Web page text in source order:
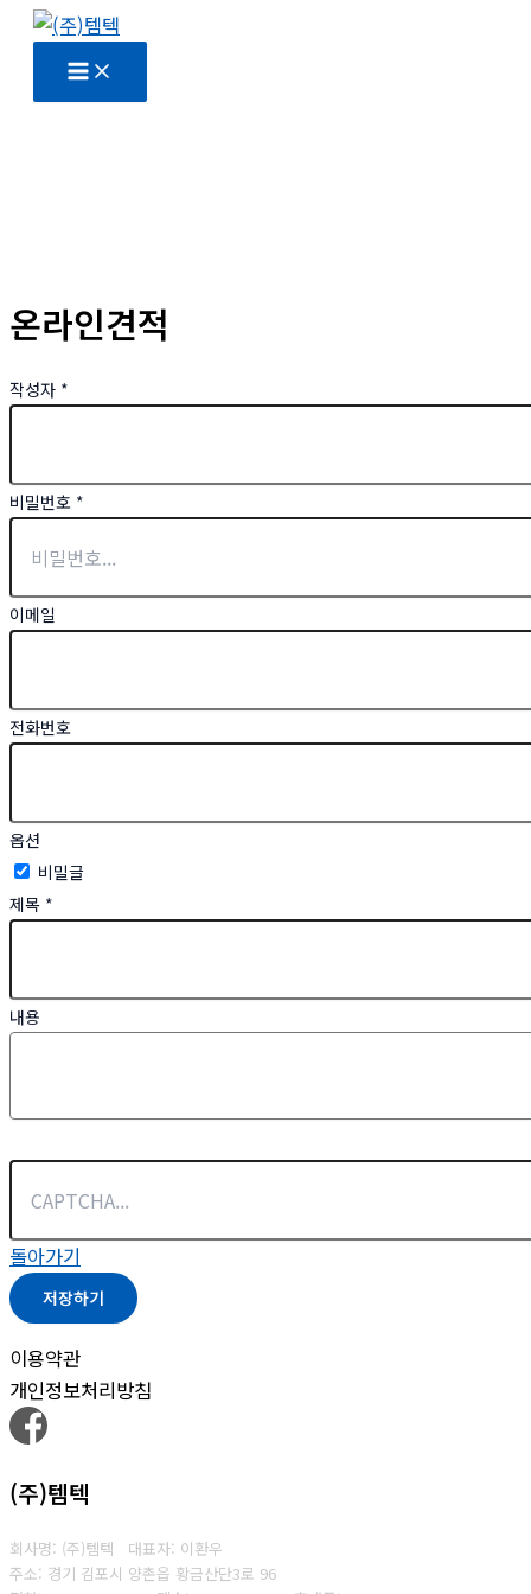
온라인견적
작성자 *
비밀번호 *
이메일
전화번호
옵션
비밀글
제목 *
내용
돌아가기
저장하기
이용약관
개인정보처리방침
(주)템텍
회사명: (주)템텍 대표자: 이환우
주소: 경기 김포시 양촌읍 황금산단3로 96